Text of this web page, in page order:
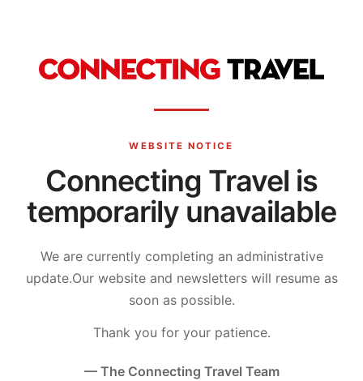
WEBSITE NOTICE
Connecting Travel is
temporarily unavailable
We are currently completing an administrative
update.Our website and newsletters will resume as
soon as possible.
Thank you for your patience.
— The Connecting Travel Team